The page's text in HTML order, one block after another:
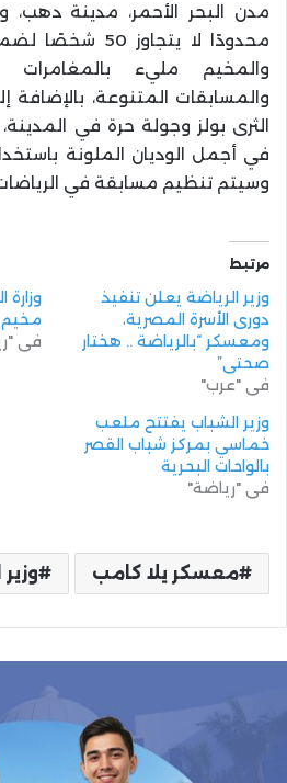
مدن البحر الأحمر، مدينة دهب،
محدودًا لا
والمخيم مليء بالمغامرات
والمسابقات المتنوعة،
الثرى بولز وجولة حرة في
في أجمل الوديان الملونة
وسيتم تنظيم مسابقة في الرياضات
مرتبط
وزير الرياضة يعلن تنفيذ
دورى الأسرة المصرية،
ومعسكر “بالرياضة .. هختار
صحتى”
في "عرب"
مخيم
في
وزير الشباب يفتتح ملعب
خماسي بمركز شباب القصر
بالواحات البحرية
في "رياضة"
معسكر يلا كامب